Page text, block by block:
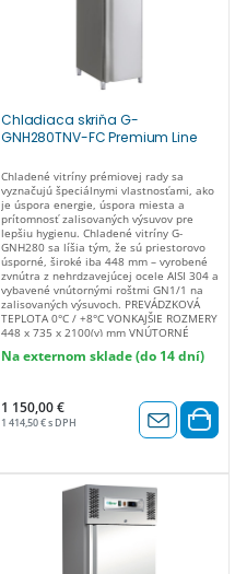
(kg) 119 DIMENSIONI IMBALLO 690 x 860
Chladiaca skriňa G-
GNH280TNV-FC Premium Line
Chladené vitríny prémiovej rady sa
vyznačujú špeciálnymi vlastnosťami, ako
je úspora energie, úspora miesta a
prítomnosť zalisovaných výsuvov pre
lepšiu hygienu. Chladené vitríny G-
GNH280 sa líšia tým, že sú priestorovo
úsporné, široké iba 448 mm – vyrobené
zvnútra z nehrdzavejúcej ocele AISI 304 a
vybavené vnútornými roštmi GN1/1 na
zalisovaných výsuvoch. PREVÁDZKOVÁ
TEPLOTA 0°C / +8°C VONKAJŠIE ROZMERY
448 x 735 x 2100(v) mm VNÚTORNÉ
1492(v) mm OBJEM (L) 280 MAX.
ODMRAZOVANIA automatické TYP
CHLADIACEHO PLYNU R290 PLYN (g) 120
ODPAROVANIE KONDENZOVANEJ VODY
ENERGIE (W) 305 NAPÄTIE 220V-240V /
50Hz KONŠTRUKČNÝ MATERIÁL vnútorná
nehrdzavejúca oceľ AISI 304 – vonkajšia
nehrdzavejúca oceľ AISI 201 ZMENA
OTVÁRANIA DVERÍ áno VNÚTORNÉ
Na externom sklade (do 14 dní)
1 150,00 €
1 414,50 € s DPH